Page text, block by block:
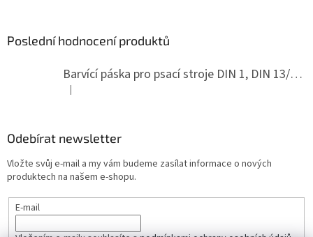
Poslední hodnocení produktů
Barvící páska pro psací stroje DIN 1, DIN 13/10, LAND, PA červenočerná
Hodnocení produktu je 5 z 5 hvězdiček.
|
Odebírat newsletter
Vložte svůj e-mail a my vám budeme zasílat informace o nových
produktech na našem e-shopu.
E-mail